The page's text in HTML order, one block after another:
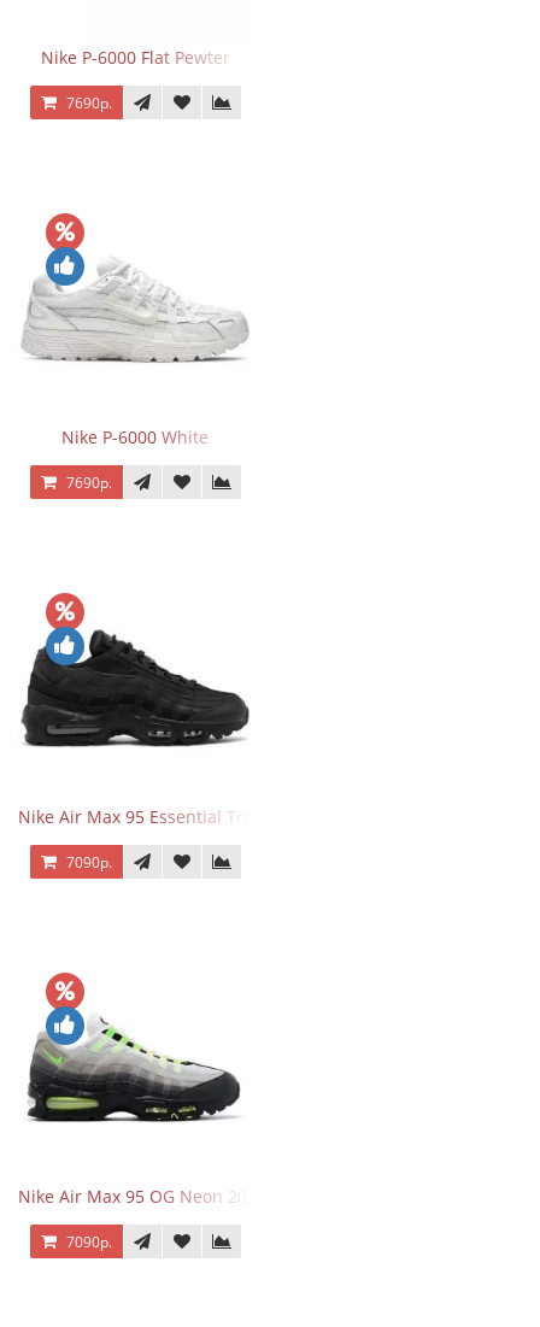
Nike P-6000 Flat Pewter
7690р.
Nike P-6000 White
7690р.
Nike Air Max 95 Essential Triple Black
7090р.
Nike Air Max 95 OG Neon 2025
7090р.